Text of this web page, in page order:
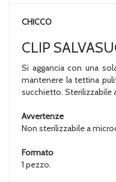
CHICCO
CLIP
Si aggancia con una
mantenere la tettina
succhietto. Sterilizzabile
Avvertenze
Non sterilizzabile a
Formato
1 pezzo.